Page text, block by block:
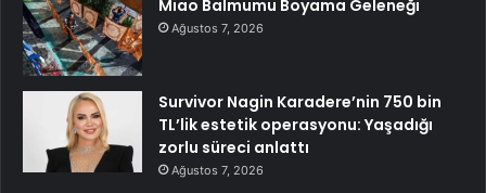
Miao Balmumu Boyama Geleneği
Ağustos 7, 2026
Survivor Nagin Karadere’nin 750 bin
TL’lik estetik operasyonu: Yaşadığı
zorlu süreci anlattı
Ağustos 7, 2026